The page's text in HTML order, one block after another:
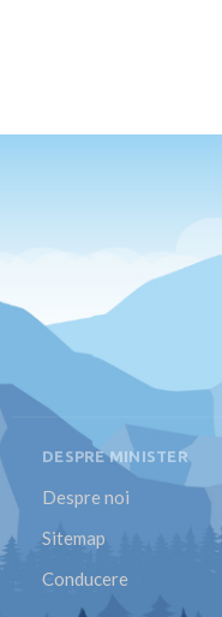
DESPRE MINISTER
Despre noi
Sitemap
Conducere